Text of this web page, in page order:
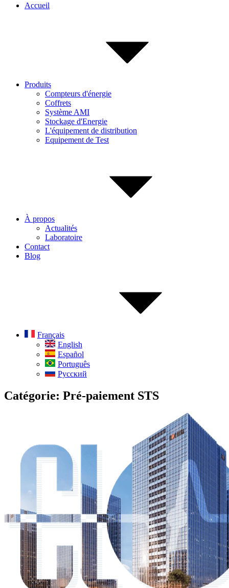
Accueil
Produits
Compteurs d'énergie
Coffrets
Système AMI
Stockage d'Energie
L'équipement de distribution
Equipement de Test
À propos
Actualités
Laboratoire
Contact
Blog
Français
English
Español
Português
Русский
Catégorie: Pré-paiement STS